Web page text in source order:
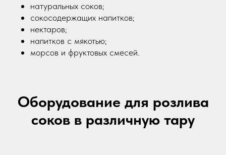
натуральных соков;
сокосодержащих напитков;
нектаров;
напитков с мякотью;
морсов и фруктовых смесей.
Оборудование для розлива
соков в различную тару